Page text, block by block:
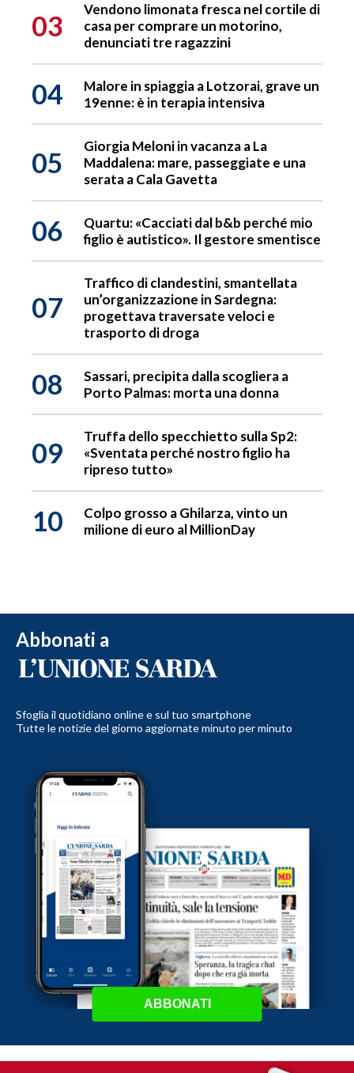
03
Vendono limonata fresca nel cortile di
casa per comprare un motorino,
denunciati tre ragazzini
04
Malore in spiaggia a Lotzorai, grave un
19enne: è in terapia intensiva
05
Giorgia Meloni in vacanza a La
Maddalena: mare, passeggiate e una
serata a Cala Gavetta
06
Quartu: «Cacciati dal b&b perché mio
figlio è autistico». Il gestore smentisce
07
Traffico di clandestini, smantellata
un’organizzazione in Sardegna:
progettava traversate veloci e
trasporto di droga
08
Sassari, precipita dalla scogliera a
Porto Palmas: morta una donna
09
Truffa dello specchietto sulla Sp2:
«Sventata perché nostro figlio ha
ripreso tutto»
10
Colpo grosso a Ghilarza, vinto un
milione di euro al MillionDay
Abbonati a
Sfoglia il quotidiano online e sul tuo smartphone
Tutte le notizie del giorno aggiornate minuto per minuto
ABBONATI